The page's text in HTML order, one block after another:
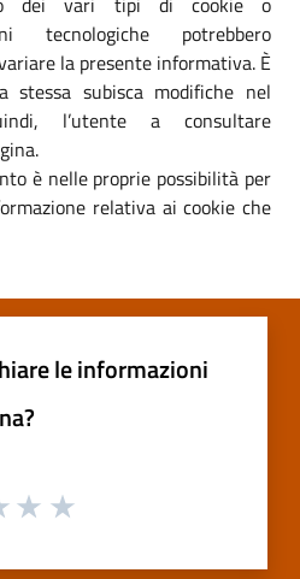
tecnologiche potrebbero
la presente informativa. È
stessa subisca modifiche nel
l’utente a consultare
è nelle proprie possibilità per
relativa ai cookie che
le informazioni